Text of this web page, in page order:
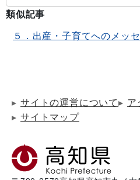
類似記事
５．出産・子育てへのメッ
サイトの運営について
ア
サイトマップ